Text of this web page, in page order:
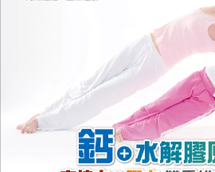
３．安心：先確認商品／服務後，再付款。
【「AFTEE先享後付」結帳流程】
１．於結帳方式選擇「AFTEE先享後付」後
結帳頁面，進行簡訊認證並確認金額後，即可
２．訂單成立數日內，您將收到繳費通知簡訊。
３．收到繳費通知簡訊後14天內，點擊此簡訊
ATM／網路銀行／等多元方式進行付款，方視
※ 請注意：結帳手續完成當下不需立刻繳費，
購買商品的店家。未經商家同意取消之訂單仍
後付繳納相關費用。
※ 交易是否成功請以「AFTEE先享後付 」之
每筆NT$70，滿NT$600(含以上)免運費
每筆NT$70，滿NT$600(含以上)免運費
宅配
每筆NT$80，滿NT$600(含以上)免運費
郵局（離島配送）